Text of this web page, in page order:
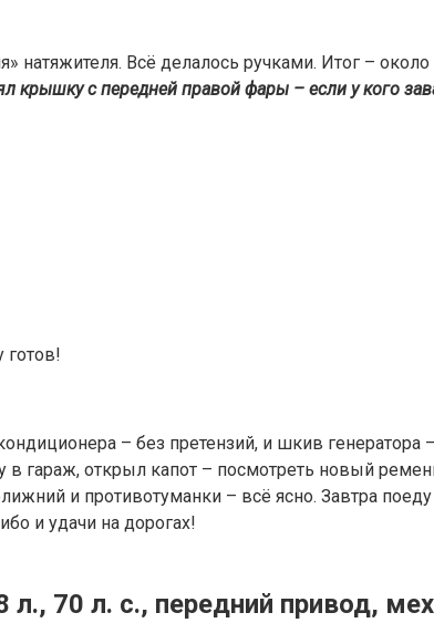
натяжителя. Всё делалось ручками. Итог –
крышку с передней правой фары – если у кого
готов!
– без претензий, и шкив
гараж, открыл капот – посмотреть новый
и противотуманки – всё ясно. Завтра
и удачи на дорогах!
70 л. с., передний привод,